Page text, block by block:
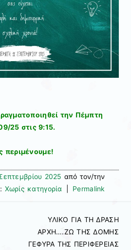
την Πέμπτη
25 στις 9:15.
περιμένουμε!
2025 από τον/την
Χωρίς κατηγορία Permalink
ΥΛΙΚΟ ΓΙΑ ΤΗ ΔΡΑΣΗ
ΑΡΧΗ….ΖΩ ΤΗΣ ΔΟΜΗΣ
ΓΕΦΥΡΑ ΤΗΣ ΠΕΡΙΦΕΡΕΙΑΣ